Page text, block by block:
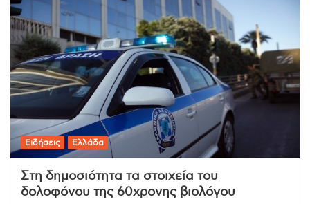
Ειδήσεις Ελλάδα
Στη δημοσιότητα τα στοιχεία του
δολοφόνου της 60χρονης βιολόγου